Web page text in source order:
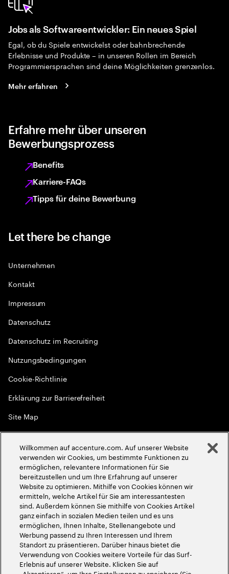
Jobs als Softwareentwickler: Ein neues Spiel
Egal, ob du Spiele entwickelst oder bahnbrechende
Erlebnisse und Produkte – in unseren Rollen im Bereich
Programmiersprachen sind deine Möglichkeiten grenzenlos.
Mehr erfahren
Erfahre mehr über unseren
Bewerbungsprozess
Benefits
Karriere-FAQs
Tipps für deine Bewerbung
Let there be change
Unternehmen
Kontakt
Impressum
Datenschutz
Datenschutz im Recruiting
Nutzungsbedingungen
Cookie-Richtlinie
Erklärung zur Barrierefreiheit
Site Map
Globale Meritokratie
2026Accenture. Alle Rechte vorbehalten
Willkommen auf accenture.com. Auf unserer Website
verwenden wir Cookies, um bestimmte Funktionen zu
ermöglichen, relevantere Informationen für Sie
bereitzustellen und um Ihre Erfahrung auf unserer
Website zu optimieren. Mithilfe von Cookies können wir
ermitteln, welche Artikel für Sie am interessantesten
sind. Außerdem können Sie mithilfe von Cookies Artikel
ganz einfach in sozialen Medien teilen und es uns
ermöglichen, Ihnen Inhalte, Stellenangebote und
Werbung passend zu Ihren Interessen und Ihrem
Standort zu präsentieren. Darüber hinaus bietet die
Verwendung von Cookies weitere Vorteile für das Surf-
Erlebnis auf unserer Website. Klicken Sie auf